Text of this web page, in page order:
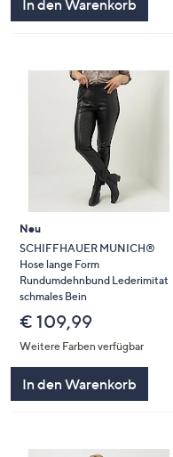
In den Warenkorb
Neu
SCHIFFHAUER MUNICH®
Hose lange Form
Rundumdehnbund Lederimitat
schmales Bein
€ 109,99
Weitere Farben verfügbar
In den Warenkorb